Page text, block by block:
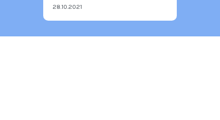
28.10.2021